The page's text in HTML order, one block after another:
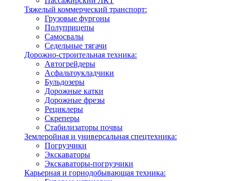
Тяжелый коммерческий транспорт:
Грузовые фургоны
Полуприцепы
Самосвалы
Седельные тягачи
Дорожно-строительная техника:
Автогрейдеры
Асфальтоукладчики
Бульдозеры
Дорожные катки
Дорожные фрезы
Рециклеры
Скреперы
Стабилизаторы почвы
Землеройная и универсальная спецтехника:
Погрузчики
Экскаваторы
Экскаваторы-погрузчики
Карьерная и горнодобывающая техника: